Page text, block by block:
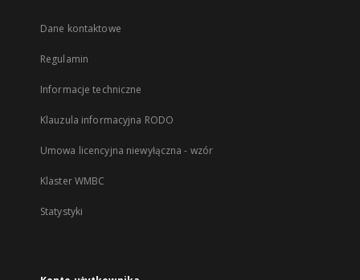
Dane kontaktowe
Regulamin
Informacje techniczne
Klauzula informacyjna RODO
Umowa licencyjna niewyłączna - wzór
Klaster WMBC
Statystyki